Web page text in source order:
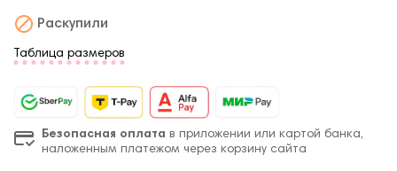
 Раскупили
Таблица размеров
Безопасная оплата в приложении или картой банка,
наложенным платежом через корзину сайта